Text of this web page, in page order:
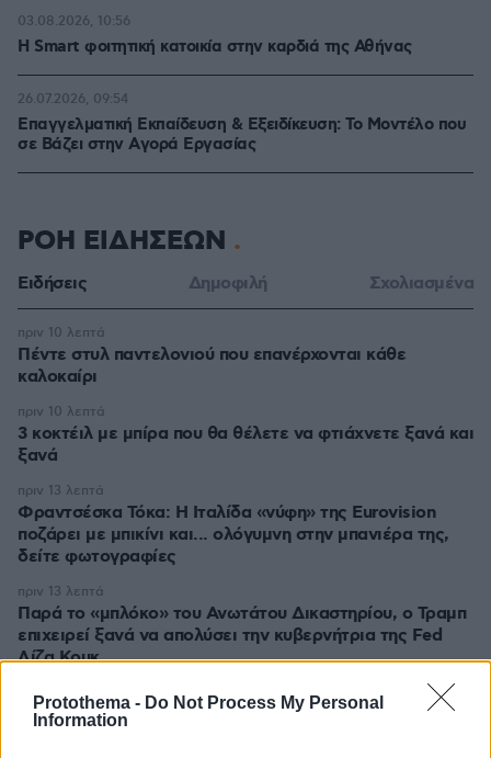
Protothema - Do Not Process My Personal
Information
Η Smart φοιτητική κατοικία στην καρδιά της Αθήνας
03.08.2026, 10:56
Επαγγελματική Εκπαίδευση & Εξειδίκευση: Το Mοντέλο που
σε Bάζει στην Aγορά Eργασίας
26.07.2026, 09:54
ΡΟΗ ΕΙΔΗΣΕΩΝ
Ειδήσεις Δημοφιλή Σχολιασμένα
Πέντε στυλ παντελονιού που επανέρχονται κάθε
καλοκαίρι
πριν 10 λεπτά
3 κοκτέιλ με μπίρα που θα θέλετε να φτιάχνετε ξανά και
ξανά
πριν 10 λεπτά
Φραντσέσκα Τόκα: Η Ιταλίδα «νύφη» της Eurovision
ποζάρει με μπικίνι και... ολόγυμνη στην μπανιέρα της,
δείτε φωτογραφίες
πριν 13 λεπτά
Παρά το «μπλόκο» του Ανωτάτου Δικαστηρίου, ο Τραμπ
επιχειρεί ξανά να απολύσει την κυβερνήτρια της Fed
Λίζα Κουκ
πριν 13 λεπτά
Είμαστε πιο ευτυχισμένοι όταν κάνουμε περισσότερο
πριν 17 λεπτά